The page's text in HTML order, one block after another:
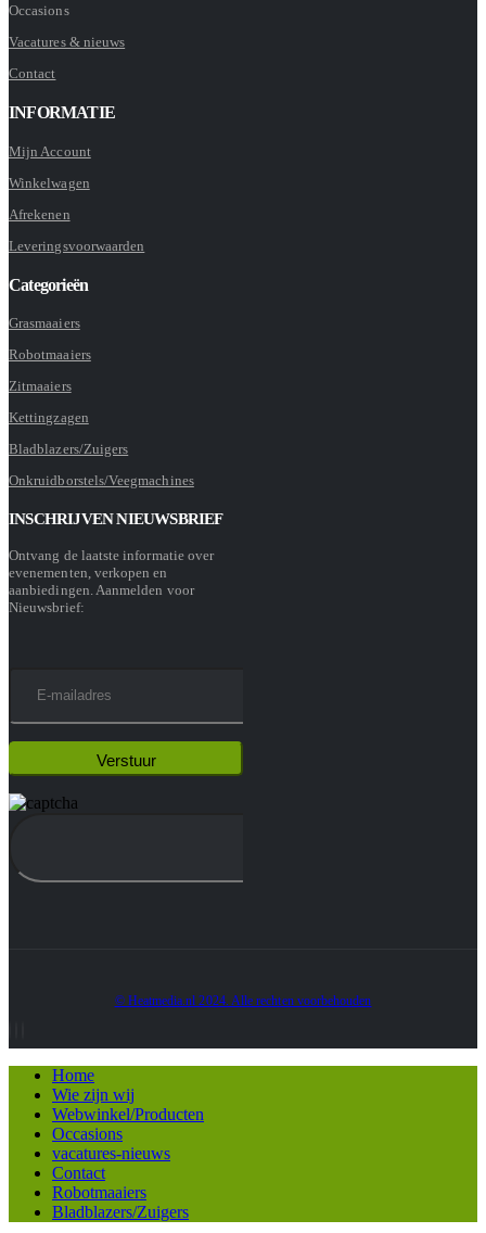
Occasions
Vacatures & nieuws
Contact
INFORMATIE
Mijn Account
Winkelwagen
Afrekenen
Leveringsvoorwaarden
Categorieën
Grasmaaiers
Robotmaaiers
Zitmaaiers
Kettingzagen
Bladblazers/Zuigers
Onkruidborstels/Veegmachines
INSCHRIJVEN NIEUWSBRIEF
Ontvang de laatste informatie over
evenementen, verkopen en
aanbiedingen. Aanmelden voor
Nieuwsbrief:
© Heatmedia.nl 2024. Alle rechten voorbehouden
Home
Wie zijn wij
Webwinkel/Producten
Occasions
vacatures-nieuws
Contact
Robotmaaiers
Bladblazers/Zuigers